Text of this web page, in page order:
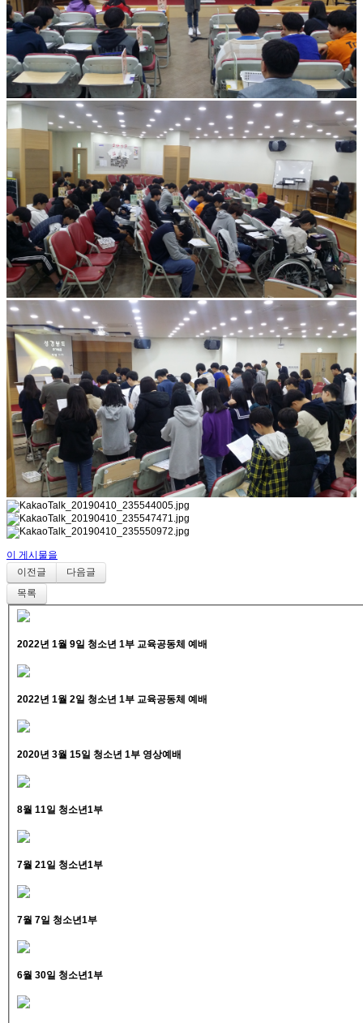
이 게시물을
이전글
다음글
목록
2022년 1월 9일 청소년 1부 교육공동체 예배
2022년 1월 2일 청소년 1부 교육공동체 예배
2020년 3월 15일 청소년 1부 영상예배
8월 11일 청소년1부
7월 21일 청소년1부
7월 7일 청소년1부
6월 30일 청소년1부